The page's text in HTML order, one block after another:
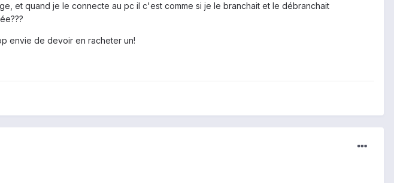
et quand je le connecte au pc il c'est comme si je le branchait et le débranchait
envie de devoir en racheter un!